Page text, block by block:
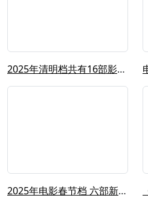
2025年清明档共有16部影片定档，...
2025年电影春节档 六部新片齐上映...